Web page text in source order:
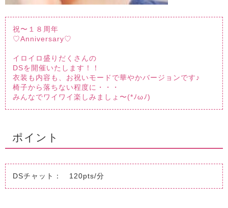
祝〜１８周年
♡Anniversary♡
イロイロ盛りだくさんの
DSを開催いたします！！
衣装も内容も、お祝いモードで華やかバージョンです♪
椅子から落ちない程度に・・・
みんなでワイワイ楽しみましょ〜(*ﾉωﾉ)
ポイント
DSチャット： 120pts/分